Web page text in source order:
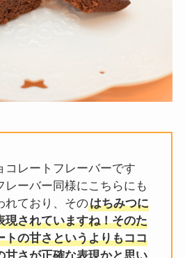
コレートフレーバーです
レーバー同様にこちらにも
れており、そのはちみつに
現されていますね！そのた
トの甘さというよりもココ